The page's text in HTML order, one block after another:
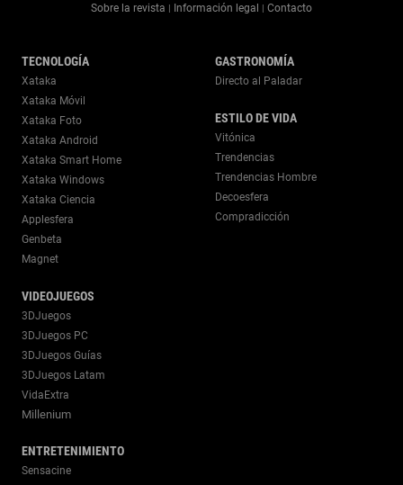
Sobre la revista | Información legal | Contacto
TECNOLOGÍA
Xataka
Xataka Móvil
Xataka Foto
Xataka Android
Xataka Smart Home
Xataka Windows
Xataka Ciencia
Applesfera
Genbeta
Magnet
VIDEOJUEGOS
3DJuegos
3DJuegos PC
3DJuegos Guías
3DJuegos Latam
VidaExtra
Millenium
ENTRETENIMIENTO
Sensacine
GASTRONOMÍA
Directo al Paladar
ESTILO DE VIDA
Vitónica
Trendencias
Trendencias Hombre
Decoesfera
Compradicción